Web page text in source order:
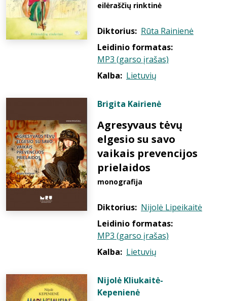
eilėraščių rinktinė
Diktorius: Rūta Rainienė
Leidinio formatas:
MP3 (garso įrašas)
Kalba: Lietuvių
Brigita Kairienė
Agresyvaus tėvų
elgesio su savo
vaikais prevencijos
prielaidos
monografija
Diktorius: Nijolė Lipeikaitė
Leidinio formatas:
MP3 (garso įrašas)
Kalba: Lietuvių
Nijolė Kliukaitė-
Kepenienė